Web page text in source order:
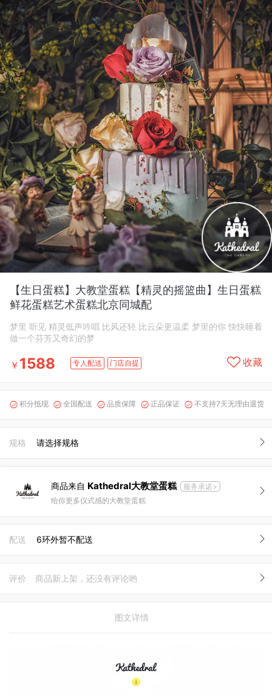
【生日蛋糕】大教堂蛋糕【精灵的摇篮曲】生日蛋糕
鲜花蛋糕艺术蛋糕北京同城配
梦里 听见 精灵低声吟唱 比风还轻 比云朵更温柔 梦里的你 快快睡着
做一个芬芳又奇幻的梦
￥ 1588 专人配送 门店自提 收藏
 积分抵现  全国配送  品质保障  正品保证  不支持7天无理由退货
规格 请选择规格
商品来自 Kathedral大教堂蛋糕
服务承诺>
给你更多仪式感的大教堂蛋糕
配送 6环外暂不配送
评价 商品新上架，还没有评论哟
图文详情